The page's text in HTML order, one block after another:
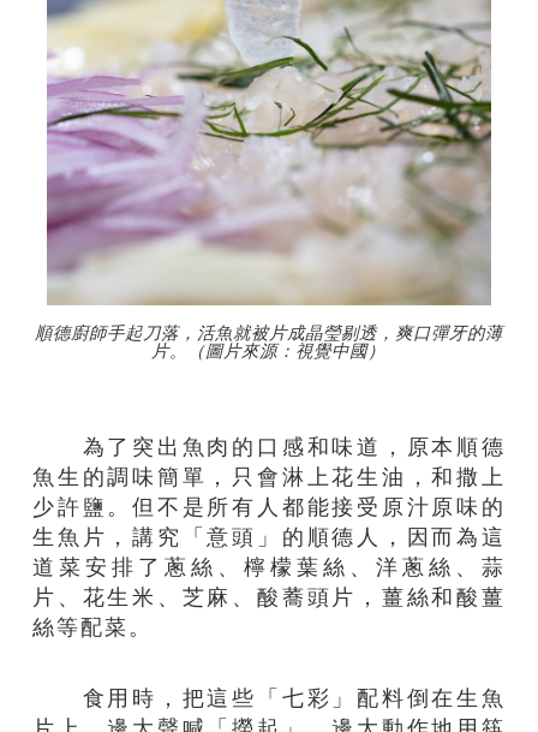
順德廚師手起刀落，活魚就被片成晶瑩剔透，爽口彈牙的薄
片。（圖片來源：視覺中國）
為了突出魚肉的口感和味道，原本順德
魚生的調味簡單，只會淋上花生油，和撒上
少許鹽。但不是所有人都能接受原汁原味的
生魚片，講究「意頭」的順德人，因而為這
道菜安排了蔥絲、檸檬葉絲、洋蔥絲、蒜
片、花生米、芝麻、酸蕎頭片，薑絲和酸薑
絲等配菜。
食用時，把這些「七彩」配料倒在生魚